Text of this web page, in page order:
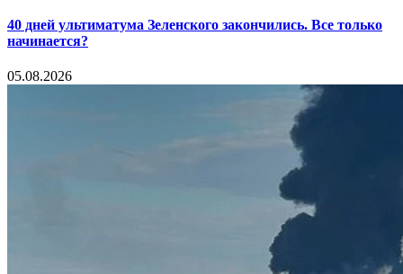
40 дней ультиматума Зеленского закончились. Все только
начинается?
05.08.2026